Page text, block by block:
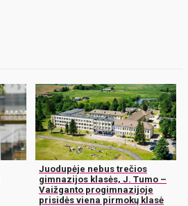
Juodupėje nebus trečios
gimnazijos klasės, J. Tumo –
Vaižganto progimnazijoje
prisidės viena pirmokų klasė